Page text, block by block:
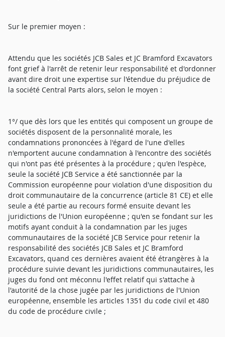
Sur le premier moyen :
Attendu que les sociétés JCB Sales et JC Bramford Excavators
font grief à l'arrêt de retenir leur responsabilité et d'ordonner
avant dire droit une expertise sur l'étendue du préjudice de
la société Central Parts alors, selon le moyen :
1°/ que dès lors que les entités qui composent un groupe de
sociétés disposent de la personnalité morale, les
condamnations prononcées à l'égard de l'une d'elles
n'emportent aucune condamnation à l'encontre des sociétés
qui n'ont pas été présentes à la procédure ; qu'en l'espèce,
seule la société JCB Service a été sanctionnée par la
Commission européenne pour violation d'une disposition du
droit communautaire de la concurrence (article 81 CE) et elle
seule a été partie au recours formé ensuite devant les
juridictions de l'Union européenne ; qu'en se fondant sur les
motifs ayant conduit à la condamnation par les juges
communautaires de la société JCB Service pour retenir la
responsabilité des sociétés JCB Sales et JC Bramford
Excavators, quand ces dernières avaient été étrangères à la
procédure suivie devant les juridictions communautaires, les
juges du fond ont méconnu l'effet relatif qui s'attache à
l'autorité de la chose jugée par les juridictions de l'Union
européenne, ensemble les articles 1351 du code civil et 480
du code de procédure civile ;